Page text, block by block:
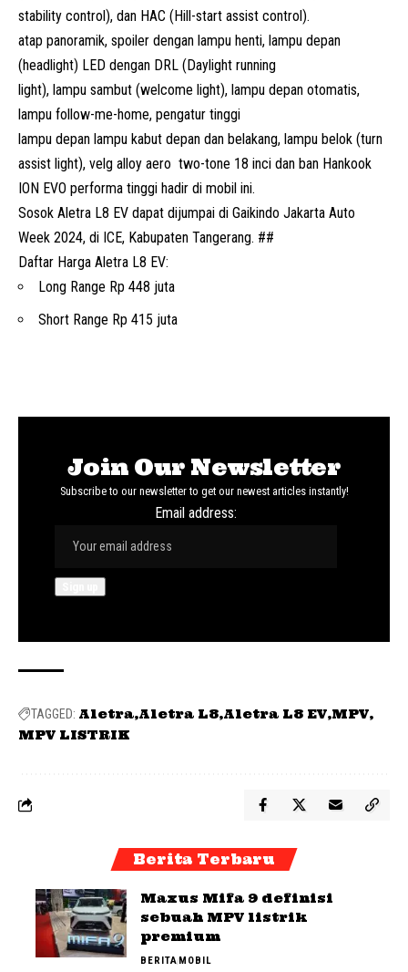
stability control), dan HAC (Hill-start assist control).
atap panoramik, spoiler dengan lampu henti, lampu depan
(headlight) LED dengan DRL (Daylight running
light), lampu sambut (welcome light), lampu depan otomatis,
lampu follow-me-home, pengatur tinggi
lampu depan lampu kabut depan dan belakang, lampu belok (turn
assist light), velg alloy aero two-tone 18 inci dan ban Hankook
ION EVO performa tinggi hadir di mobil ini.
Sosok Aletra L8 EV dapat dijumpai di Gaikindo Jakarta Auto
Week 2024, di ICE, Kabupaten Tangerang. ##
Daftar Harga Aletra L8 EV:
Long Range Rp 448 juta
Short Range Rp 415 juta
Join Our Newsletter
Subscribe to our newsletter to get our newest articles instantly!
Email address:
TAGGED: Aletra Aletra L8 Aletra L8 EV MPV
MPV LISTRIK
Berita Terbaru
Maxus Mifa 9 definisi
sebuah MPV listrik
premium
BERITAMOBIL